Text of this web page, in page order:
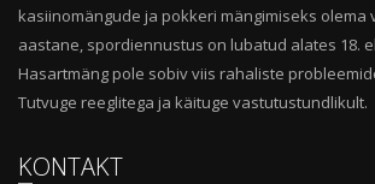
kasiinomängude ja pokkeri mängimiseks olema
aastane, spordiennustus on lubatud alates 18.
Hasartmäng pole sobiv viis rahaliste
Tutvuge reeglitega ja käituge vastutustundlikult.
KONTAKT